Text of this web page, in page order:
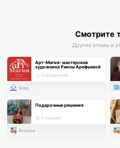
Смотрите
Другие атомы в
Арт-Магия- мастерская
художника Раисы Арефьевой
0 объявлений
Борд
Подарочные решения
5 позиций
Витрина